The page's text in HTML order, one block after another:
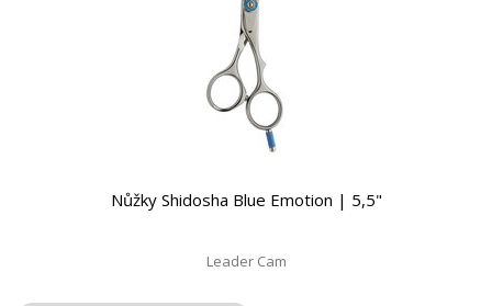
Nůžky Shidosha Blue Emotion | 5,5"
Leader Cam